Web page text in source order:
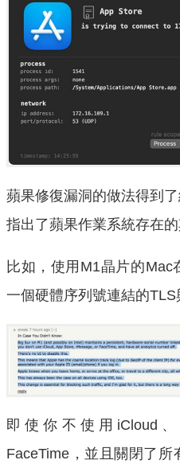
蘋果修復漏洞的做法得到
指出了蘋果作業系統存在的
比如，使用M1晶片的
一個硬體序列號連結的TLS
即使你不使用iCloud、
FaceTime，並且關閉了所